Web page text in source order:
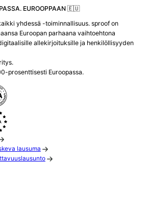
EUROOPPAAN 🇪🇺
yhdessä -toiminnallisuus. sproof on
Euroopan parhaana vaihtoehtona
allekirjoituksille ja henkilöllisyyden
prosenttisesti Euroopassa.
lausuma